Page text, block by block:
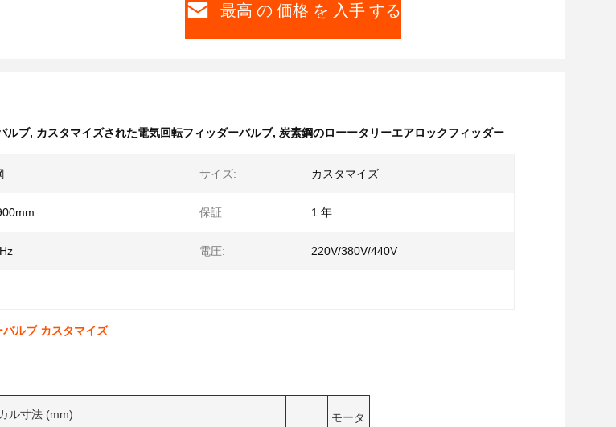
最高 の 価格 を 入手 する
ルブ, カスタマイズされた電気回転フィッダーバルブ, 炭素鋼のローータリーエアロックフィッダー
サイズ: カスタマイズ
保証: 1 年
電圧: 220V/380V/440V
ルブ カスタマイズ
ル寸法 (mm)
モータ